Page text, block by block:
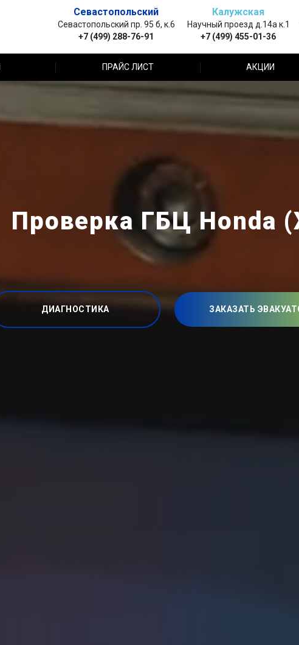
Севастопольский
Севастопольский пр. 95 б, к.6
+7 (499) 288-76-91
Калужская
Научный проезд д.14а к.1
+7 (499) 455-01-36
ПРАЙС ЛИСТ АКЦИИ
Проверка ГБЦ Honda
ДИАГНОСТИКА ЗАКАЗАТЬ